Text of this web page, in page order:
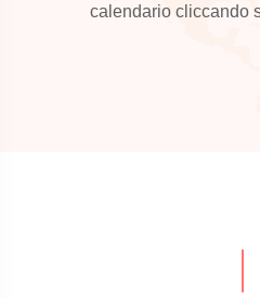
calendario cliccando